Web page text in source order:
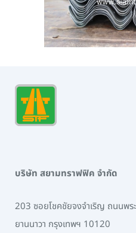
บริษัท สยามทราฟฟิค จำกัด
203 ซอยโชคชัยจงจำเริญ ถนนพร
ยานนาวา กรุงเทพฯ 10120